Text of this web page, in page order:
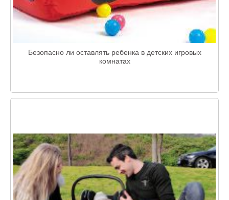
Безопасно ли оставлять ребенка в детских игровых
комнатах